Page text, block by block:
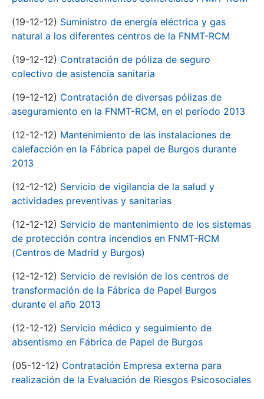
(19-12-12) Suministro de energía eléctrica y gas
natural a los diferentes centros de la FNMT-RCM
(19-12-12) Contratación de póliza de seguro
colectivo de asistencia sanitaria
(19-12-12) Contratación de diversas pólizas de
aseguramiento en la FNMT-RCM, en el período 2013
(12-12-12) Mantenimiento de las instalaciones de
calefacción en la Fábrica papel de Burgos durante
2013
(12-12-12) Servicio de vigilancia de la salud y
actividades preventivas y sanitarias
(12-12-12) Servicio de mantenimiento de los sistemas
de protección contra incendios en FNMT-RCM
(Centros de Madrid y Burgos)
(12-12-12) Servicio de revisión de los centros de
transformación de la Fábrica de Papel Burgos
durante el año 2013
(12-12-12) Servicio médico y seguimiento de
absentismo en Fábrica de Papel de Burgos
(05-12-12) Contratación Empresa externa para
realización de la Evaluación de Riesgos Psicosociales